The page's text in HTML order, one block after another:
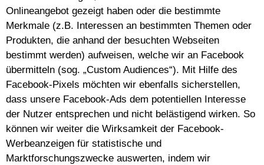
Onlineangebot gezeigt haben oder die bestimmte
Merkmale (z.B. Interessen an bestimmten Themen oder
Produkten, die anhand der besuchten Webseiten
bestimmt werden) aufweisen, welche wir an Facebook
übermitteln (sog. „Custom Audiences“). Mit Hilfe des
Facebook-Pixels möchten wir ebenfalls sicherstellen,
dass unsere Facebook-Ads dem potentiellen Interesse
der Nutzer entsprechen und nicht belästigend wirken. So
können wir weiter die Wirksamkeit der Facebook-
Werbeanzeigen für statistische und
Marktforschungszwecke auswerten, indem wir